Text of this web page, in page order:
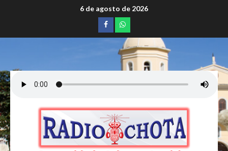
6 de agosto de 2026
Facebookwhatsapp